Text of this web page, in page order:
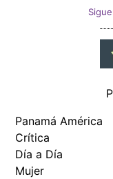
Panamá América
Crítica
Día a Día
Mujer